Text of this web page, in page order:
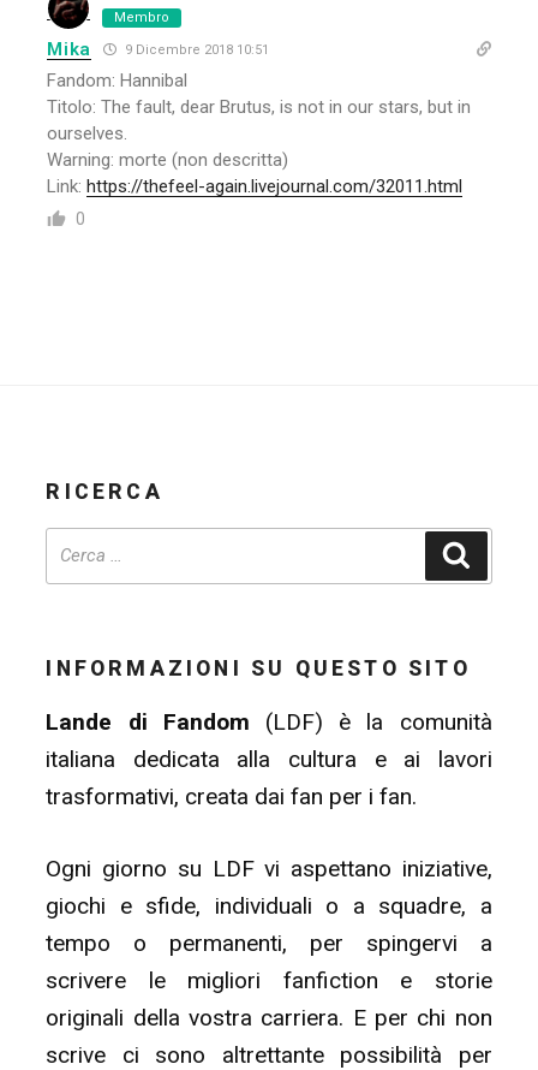
Membro
Mika 9 Dicembre 2018 10:51
Fandom: Hannibal
Titolo: The fault, dear Brutus, is not in our stars, but in
ourselves.
Warning: morte (non descritta)
Link:https://thefeel-again.livejournal.com/32011.html
0
RICERCA
INFORMAZIONI SU QUESTO SITO
Lande di Fandom (LDF) è la comunità
italiana dedicata alla cultura e ai lavori
trasformativi, creata dai fan per i fan.
Ogni giorno su LDF vi aspettano iniziative,
giochi e sfide, individuali o a squadre, a
tempo o permanenti, per spingervi a
scrivere le migliori fanfiction e storie
originali della vostra carriera. E per chi non
scrive ci sono altrettante possibilità per